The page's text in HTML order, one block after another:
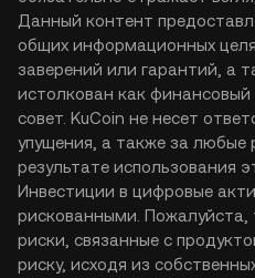
Данный контент
общих информационных
заверений или гарантий, а
истолкован как
совет. KuCoin не несет
упущения, а также за любые
результате использования
Инвестиции в цифровые
рискованными.
риски, связанные с
риску, исходя из